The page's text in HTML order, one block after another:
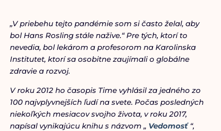
„V priebehu tejto pandémie som si často želal, aby
bol Hans Rosling stále nažive.“ Pre tých, ktorí to
nevedia, bol lekárom a profesorom na Karolinska
Institutet, ktorí sa osobitne zaujímali o globálne
zdravie a rozvoj.
V roku 2012 ho časopis Time vyhlásil za jedného zo
100 najvplyvnejších ľudí na svete. Počas posledných
niekoľkých mesiacov svojho života, v roku 2017,
napísal vynikajúcu knihu s názvom „ Vedomosť“,